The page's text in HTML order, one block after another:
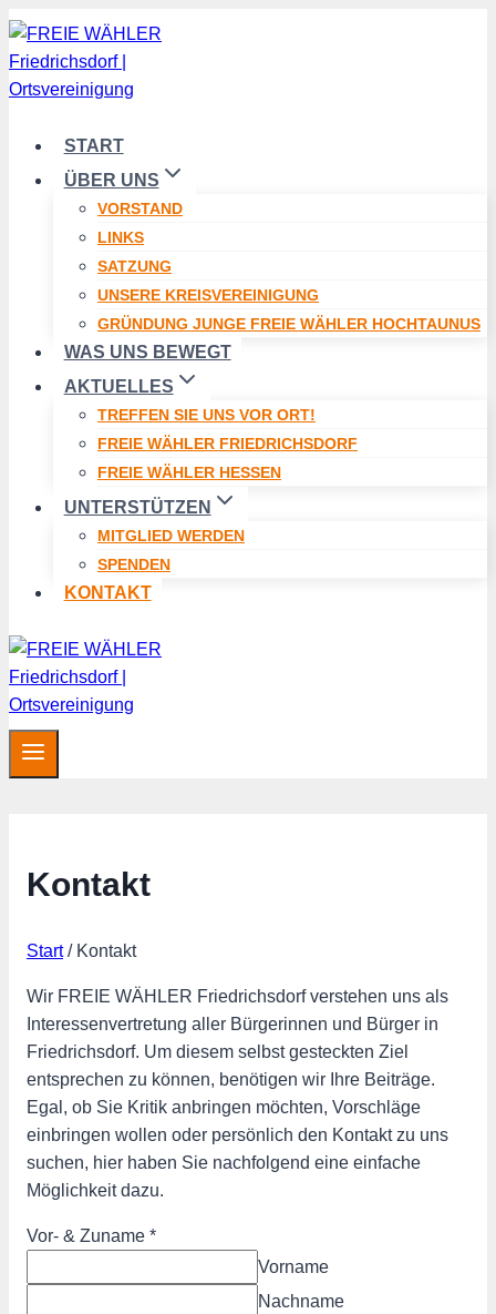
Zum
START
ÜBER UNS
VORSTAND
LINKS
SATZUNG
UNSERE KREISVEREINIGUNG
GRÜNDUNG JUNGE FREIE WÄHLER HOCHTAUNUS
WAS UNS BEWEGT
AKTUELLES
TREFFEN SIE UNS VOR ORT!
FREIE WÄHLER FRIEDRICHSDORF
FREIE WÄHLER HESSEN
UNTERSTÜTZEN
MITGLIED WERDEN
SPENDEN
KONTAKT
Kontakt
Start / Kontakt
Wir FREIE WÄHLER Friedrichsdorf verstehen uns als
Interessenvertretung aller Bürgerinnen und Bürger in
Friedrichsdorf. Um diesem selbst gesteckten Ziel
entsprechen zu können, benötigen wir Ihre Beiträge.
Egal, ob Sie Kritik anbringen möchten, Vorschläge
einbringen wollen oder persönlich den Kontakt zu uns
suchen, hier haben Sie nachfolgend eine einfache
Möglichkeit dazu.
Vor- & Zuname *
Vorname
Nachname